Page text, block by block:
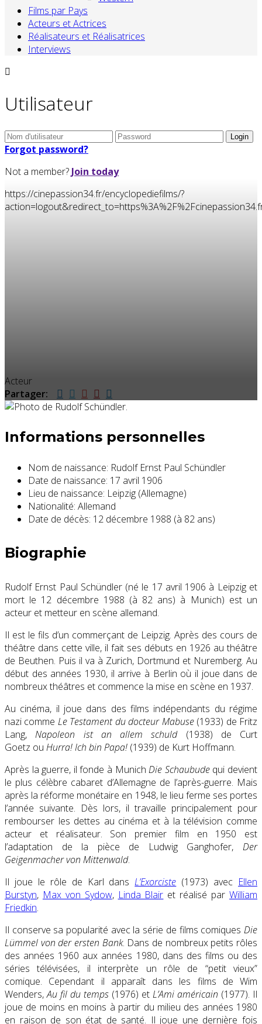
Films par Pays
Acteurs et Actrices
Réalisateurs et Réalisatrices
Interviews
Utilisateur
Forgot password?
Not a member? Join today
https://cinepassion34.fr/encyclopediefilms/?
Acteur
Partager:
Informations personnelles
Nom de naissance: Rudolf Ernst Paul Schündler
Date de naissance: 17 avril 1906
Lieu de naissance: Leipzig (Allemagne)
Nationalité: Allemand
Date de décès: 12 décembre 1988 (à 82 ans)
Biographie
Rudolf Ernst Paul Schündler (né le 17 avril 1906 à Leipzig et
mort le 12 décembre 1988 (à 82 ans) à Munich) est un
acteur et metteur en scène allemand.
Il est le fils d’un commerçant de Leipzig. Après des cours de
théâtre dans cette ville, il fait ses débuts en 1926 au théâtre
de Beuthen. Puis il va à Zurich, Dortmund et Nuremberg. Au
début des années 1930, il arrive à Berlin où il joue dans de
nombreux théâtres et commence la mise en scène en 1937.
Au cinéma, il joue dans des films indépendants du régime
nazi comme Le Testament du docteur Mabuse(1933) de Fritz
Lang,Napoleon ist an allem schuld(1938) de Curt
Goetz ou Hurra! Ich bin Papa! (1939) de Kurt Hoffmann.
Après la guerre, il fonde à MunichDie Schaubudequi devient
le plus célèbre cabaret d’Allemagne de l’après-guerre. Mais
après la réforme monétaire en 1948, le lieu ferme ses portes
l’année suivante. Dès lors, il travaille principalement pour
rembourser les dettes au cinéma et à la télévision comme
acteur et réalisateur. Son premier film en 1950 est
l’adaptation de la pièce de Ludwig Ganghofer, Der
Geigenmacher von Mittenwald.
Il joue le rôle de Karl dansL’Exorciste (1973) avec Ellen
Burstyn, Max von Sydow, Linda Blair et réalisé parWilliam
Friedkin.
Il conserve sa popularité avec la série de films comiques Die
Lümmel von der ersten Bank. Dans de nombreux petits rôles
des années 1960 aux années 1980, dans des films ou des
séries télévisées, il interprète un rôle de “petit vieux”
comique. Cependant il apparaît dans les films de Wim
Wenders,Au fil du temps (1976) et L’Ami américain (1977). Il
joue de moins en moins à partir du milieu des années 1980
en raison de son état de santé. Il joue une dernière fois